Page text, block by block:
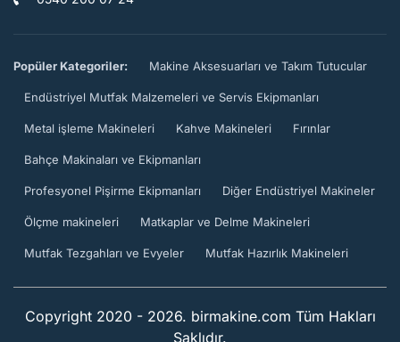
Popüler Kategoriler: Makine Aksesuarları ve Takım Tutucular
Endüstriyel Mutfak Malzemeleri ve Servis Ekipmanları
Metal işleme Makineleri Kahve Makineleri Fırınlar
Bahçe Makinaları ve Ekipmanları
Profesyonel Pişirme Ekipmanları Diğer Endüstriyel Makineler
Ölçme makineleri Matkaplar ve Delme Makineleri
Mutfak Tezgahları ve Evyeler Mutfak Hazırlık Makineleri
Copyright 2020 - 2026. birmakine.com Tüm Hakları
Saklıdır.